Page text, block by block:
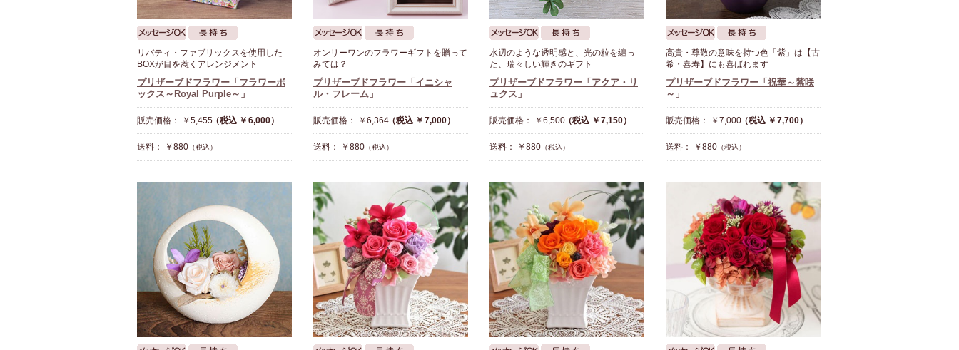
リバティ・ファブリックスを使用した
BOXが目を惹くアレンジメント
プリザーブドフラワー「フラワーボ
ックス～Royal Purple～」
販売価格： ￥5,455（税込 ￥6,000）
送料： ￥880 （税込）
オンリーワンのフラワーギフトを贈って
みては？
プリザーブドフラワー「イニシャ
ル・フレーム」
販売価格： ￥6,364（税込 ￥7,000）
送料： ￥880 （税込）
水辺のような透明感と、光の粒を纏っ
た、瑞々しい輝きのギフト
プリザーブドフラワー「アクア・リ
ュクス」
販売価格： ￥6,500（税込 ￥7,150）
送料： ￥880 （税込）
高貴・尊敬の意味を持つ色「紫」は【古
希・喜寿】にも喜ばれます
プリザーブドフラワー「祝華～紫咲
～」
販売価格： ￥7,000（税込 ￥7,700）
送料： ￥880 （税込）